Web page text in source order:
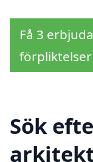
Få 3
förpliktelser
Sök